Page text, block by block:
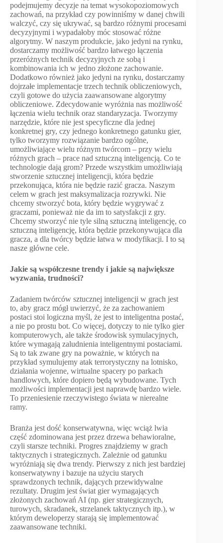
podejmujemy decyzje na temat wysokopoziomowych
zachowań, na przykład czy powinniśmy w danej chwili
walczyć, czy się ukrywać, są bardzo różnymi procesami
decyzyjnymi i wypadałoby móc stosować różne
algorytmy. W naszym produkcie, jako jedyni na rynku,
dostarczamy możliwość bardzo łatwego łączenia
przeróżnych technik decyzyjnych ze sobą i
kombinowania ich w jedno złożone zachowanie.
Dodatkowo również jako jedyni na rynku, dostarczamy
dojrzałe implementacje trzech technik obliczeniowych,
czyli gotowe do użycia zaawansowane algorytmy
obliczeniowe. Zdecydowanie wyróżnia nas możliwość
łączenia wielu technik oraz standaryzacja. Tworzymy
narzędzie, które nie jest specyficzne dla jednej
konkretnej gry, czy jednego konkretnego gatunku gier,
tylko tworzymy rozwiązanie bardzo ogólne,
umożliwiające wielu różnym twórcom – przy wielu
różnych grach – prace nad sztuczną inteligencją. Co te
technologie dają grom? Przede wszystkim umożliwiają
stworzenie sztucznej inteligencji, która będzie
przekonująca, która nie będzie razić gracza. Naszym
celem w grach jest maksymalizacja rozrywki. Nie
chcemy stworzyć bota, który będzie wygrywać z
graczami, ponieważ nie da im to satysfakcji z gry.
Chcemy stworzyć nie tyle silną sztuczną inteligencję, co
sztuczną inteligencję, która będzie przekonywująca dla
gracza, a dla twórcy będzie łatwa w modyfikacji. I to są
nasze główne cele.
Jakie są współczesne trendy i jakie są największe
wyzwania, trudności?
Zadaniem twórców sztucznej inteligencji w grach jest
to, aby gracz mógł uwierzyć, że za zachowaniem
postaci stoi logiczna myśl, że jest to inteligentna postać,
a nie po prostu bot. Co więcej, dotyczy to nie tylko gier
komputerowych, ale także środowisk symulacyjnych,
które wymagają zaludnienia inteligentnymi postaciami.
Są to tak zwane gry na poważnie, w których na
przykład symulujemy atak terrorystyczny na lotnisko,
działania wojenne, wirtualne spacery po parkach
handlowych, które dopiero będą wybudowane. Tych
możliwości implementacji jest naprawdę bardzo wiele.
To przeniesienie rzeczywistego świata w nierealne
ramy.
Branża jest dość konserwatywna, więc wciąż lwia
część zdominowana jest przez drzewa behawioralne,
czyli starsze techniki. Progres znajdziemy w grach
taktycznych i strategicznych. Zależnie od gatunku
wyróżniają się dwa trendy. Pierwszy z nich jest bardziej
konserwatywny i bazuje na użyciu starych
sprawdzonych technik, dających przewidywalne
rezultaty. Drugim jest świat gier wymagających
złożonych zachowań AI (np. gier strategicznych,
turowych, skradanek, strzelanek taktycznych itp.), w
którym deweloperzy starają się implementować
zaawansowane techniki.